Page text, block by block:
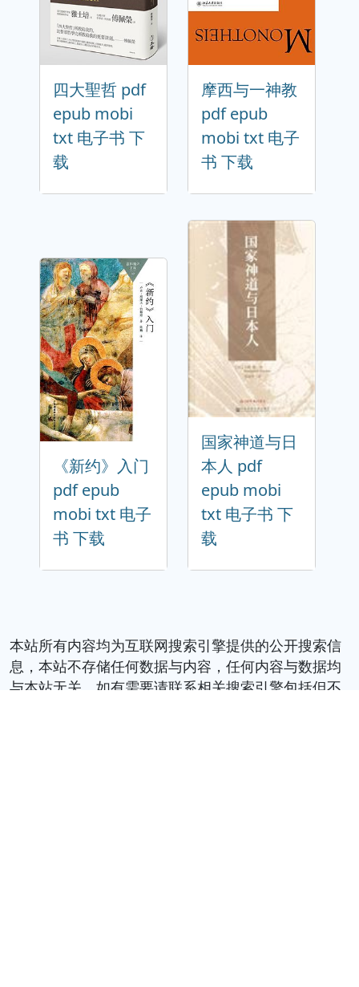
四大聖哲 pdf
epub mobi
txt 电子书 下
载
摩西与一神教
pdf epub
mobi txt 电子
书 下载
《新约》入门
pdf epub
mobi txt 电子
书 下载
国家神道与日
本人 pdf
epub mobi
txt 电子书 下
载
本站所有内容均为互联网搜索引擎提供的公开搜索信
息，本站不存储任何数据与内容，任何内容与数据均
与本站无关，如有需要请联系相关搜索引擎包括但不